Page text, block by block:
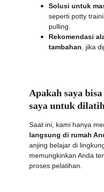
Apakah saya
saya untuk
Saat ini, kami hanya
langsung di rumah
anjing belajar di
memungkinkan Anda
proses pelatihan.
Solusi untuk
seperti potty
pulling.
Rekomendasi
tambahan , jika